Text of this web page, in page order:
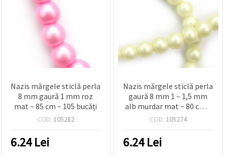
Nazis mărgele sticlă perla
8 mm gaură 1 mm roz
mat ~ 85 cm ~ 105 bucăți
COD: 105282
6.24Lei
Nazis mărgele sticlă perla
gaură 8 mm 1 ~ 1,5 mm
alb murdar mat ~ 80 cm ~
105 bucăți
COD: 105274
6.24Lei